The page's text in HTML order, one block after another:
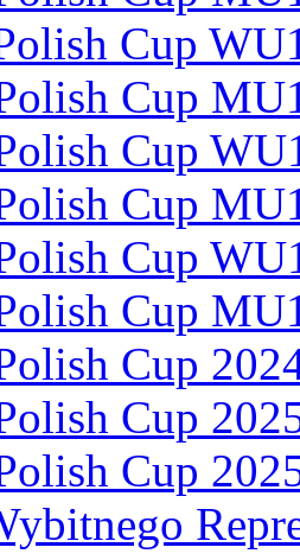
Cup
Cup
Cup
Cup
Cup
Cup
Cup
Cup
Cup